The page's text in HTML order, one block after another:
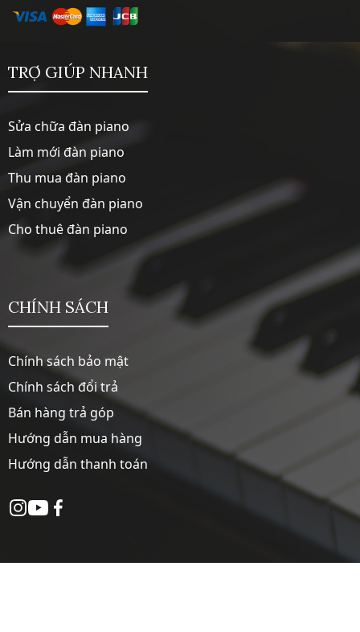
TRỢ GIÚP NHANH
Sửa chữa đàn piano
Làm mới đàn piano
Thu mua đàn piano
Vận chuyển đàn piano
Cho thuê đàn piano
CHÍNH SÁCH
Chính sách bảo mật
Chính sách đổi trả
Bán hàng trả góp
Hướng dẫn mua hàng
Hướng dẫn thanh toán